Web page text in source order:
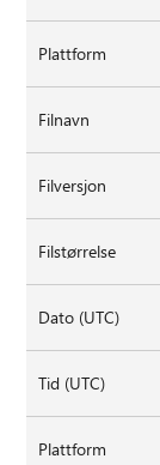
Plattform
Filnavn
Filversjon
Filstørrelse
Dato (UTC)
Tid (UTC)
Plattform